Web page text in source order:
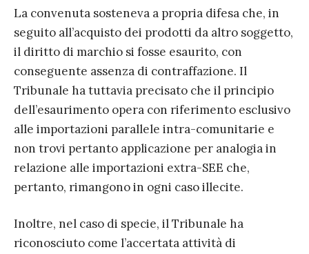
La convenuta sosteneva a propria difesa che, in
seguito all’acquisto dei prodotti da altro soggetto,
il diritto di marchio si fosse esaurito, con
conseguente assenza di contraffazione. Il
Tribunale ha tuttavia precisato che il principio
dell’esaurimento opera con riferimento esclusivo
alle importazioni parallele intra-comunitarie e
non trovi pertanto applicazione per analogia in
relazione alle importazioni extra-SEE che,
pertanto, rimangono in ogni caso illecite.
Inoltre, nel caso di specie, il Tribunale ha
riconosciuto come l’accertata attività di